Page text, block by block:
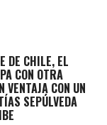
DE CHILE, EL
CON OTRA
VENTAJA CON UN
SEPÚLVEDA